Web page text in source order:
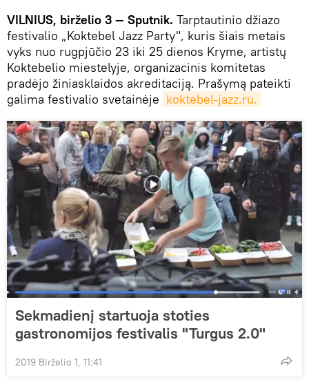
VILNIUS, birželio 3 — Sputnik. Tarptautinio džiazo
festivalio „Koktebel Jazz Party", kuris šiais metais
vyks nuo rugpjūčio 23 iki 25 dienos Kryme, artistų
Koktebelio miestelyje, organizacinis komitetas
pradėjo žiniasklaidos akreditaciją. Prašymą pateikti
galima festivalio svetainėje koktebel-jazz.ru.
Sekmadienį startuoja stoties
gastronomijos festivalis "Turgus 2.0"
2019 Birželio 1, 11:41